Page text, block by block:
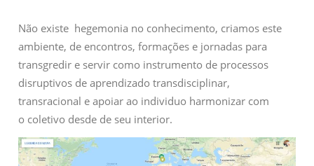
Não existe hegemonia no conhecimento, criamos este
ambiente, de encontros, formações e jornadas para
transgredir e servir como instrumento de processos
disruptivos de aprendizado transdisciplinar,
transracional e apoiar ao individuo harmonizar com
o coletivo desde de seu interior.